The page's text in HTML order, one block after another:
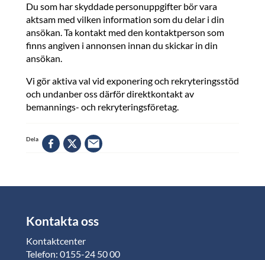
Du som har skyddade personuppgifter bör vara
aktsam med vilken information som du delar i din
ansökan. Ta kontakt med den kontaktperson som
finns angiven i annonsen innan du skickar in din
ansökan.
Vi gör aktiva val vid exponering och rekryteringsstöd
och undanber oss därför direktkontakt av
bemannings- och rekryteringsföretag.
Dela
Kontakta oss
Kontaktcenter
Telefon: 0155-24 50 00